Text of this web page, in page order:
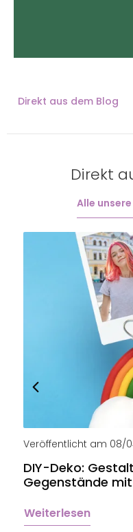
Direkt aus dem Blog
Direkt
Alle
Veröffentlicht am 08/
DIY-Deko:
Gegenstände
Weiterlesen